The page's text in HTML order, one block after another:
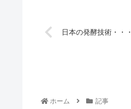
日本の発酵技術・・・
ホーム 記事